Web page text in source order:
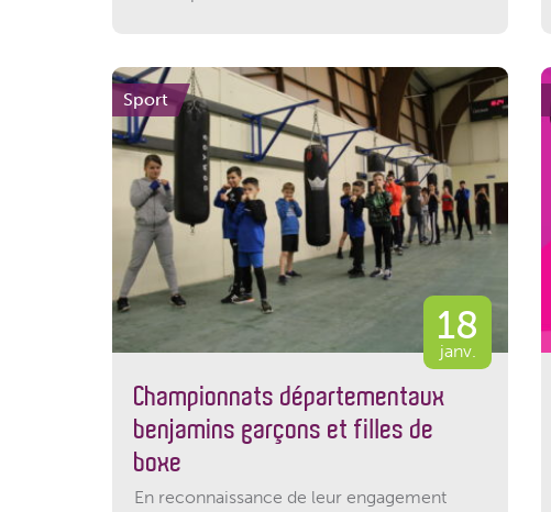
Sport
18
janv.
Championnats départementaux
benjamins garçons et filles de
boxe
En reconnaissance de leur engagement